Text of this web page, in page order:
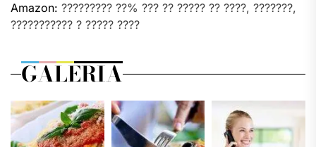
Amazon: ????????? ??% ??? ?? ????? ?? ????, ???????,
??????????? ? ????? ????
GALERIA